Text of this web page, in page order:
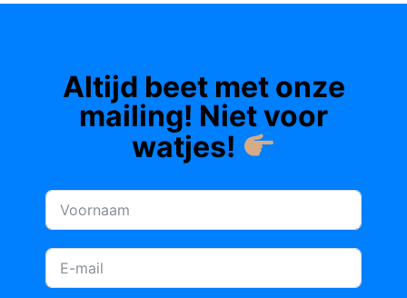
DROOM
JACHT
NAAR
SPAANSE
TONIJNEN!
Altijd beet met onze
mailing! Niet voor
watjes!